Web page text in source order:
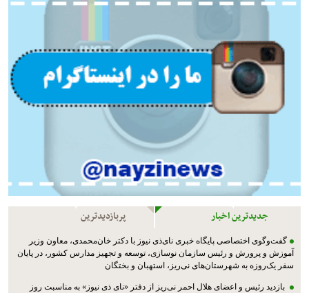
جدیدترین اخبار پربازدیدترین
گفت‌وگوی اختصاصی پایگاه خبری نای‌ذی نیوز با دکتر خان‌محمدی، معاون وزیر
آموزش و پرورش و رئیس سازمان نوسازی، توسعه و تجهیز مدارس کشور، در پایان
سفر یک‌روزه به شهرستان‌های نی‌ریز، استهبان و بختگان
بازدید رئیس و اعضای هلال احمر نی‌ریز از دفتر «نای ذی نیوز» به مناسبت روز